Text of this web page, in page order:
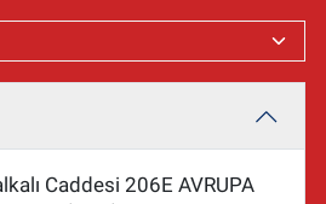
Caddesi 206E AVRUPA